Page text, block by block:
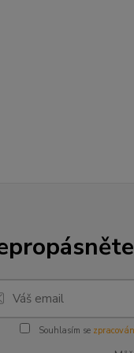
Souhlasím se